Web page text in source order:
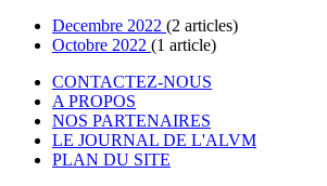
Decembre 2022 (2 articles)
Octobre 2022 (1 article)
CONTACTEZ-NOUS
A PROPOS
NOS PARTENAIRES
LE JOURNAL DE L'ALVM
PLAN DU SITE